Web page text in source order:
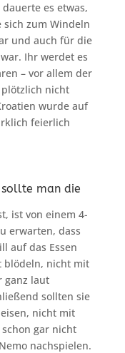
es etwas,
zum Windeln
und auch für die
Ihr werdet es
– vor allem der
plötzlich nicht
wurde auf
feierlich
sollte man die
ist von einem 4-
erwarten, dass
auf das Essen
blödeln, nicht mit
ganz laut
sollten sie
nicht mit
gar nicht
nachspielen.